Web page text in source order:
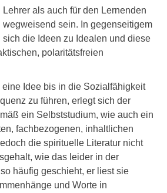
als auch für den Lernenden
sein. In gegenseitigem
die Ideen zu Idealen und diese
polaritätsfreien
eine Idee bis in die Sozialfähigkeit
zu führen, erlegt sich der
ein Selbststudium, wie auch ein
fachbezogenen, inhaltlichen
die spirituelle Literatur nicht
wie das leider in der
häufig geschieht, er liest sie
und Worte in